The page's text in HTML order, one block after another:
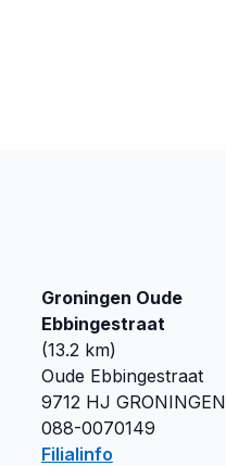
Groningen Oude
Ebbingestraat
(13.2km)
Oude Ebbingestraat
9712 HJ GRONINGEN
088-0070149
Filialinfo